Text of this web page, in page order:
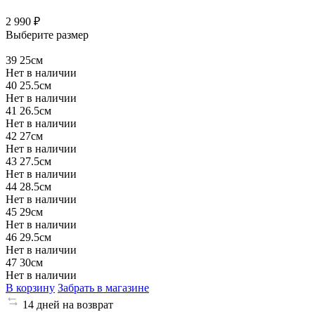
2 990 ₽
Выберите размер
39 25см
Нет в наличии
40 25.5см
Нет в наличии
41 26.5см
Нет в наличии
42 27см
Нет в наличии
43 27.5см
Нет в наличии
44 28.5см
Нет в наличии
45 29см
Нет в наличии
46 29.5см
Нет в наличии
47 30см
Нет в наличии
В корзину Забрать в магазине
14 дней на возврат